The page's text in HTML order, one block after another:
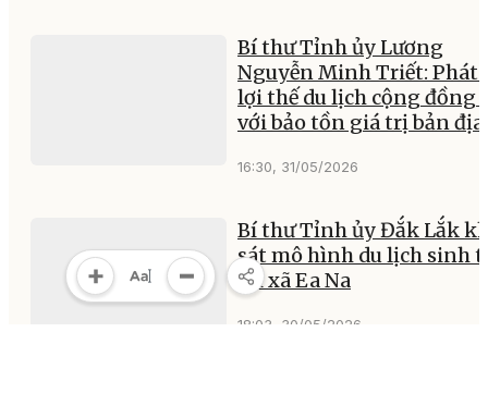
Bí thư Tỉnh ủy Lương
Nguyễn Minh Triết: Phát
lợi thế du lịch cộng đồng
với bảo tồn giá trị bản địa
16:30, 31/05/2026
Bí thư Tỉnh ủy Đắk Lắk
sát mô hình du lịch sinh
tại xã Ea Na
18:03, 30/05/2026